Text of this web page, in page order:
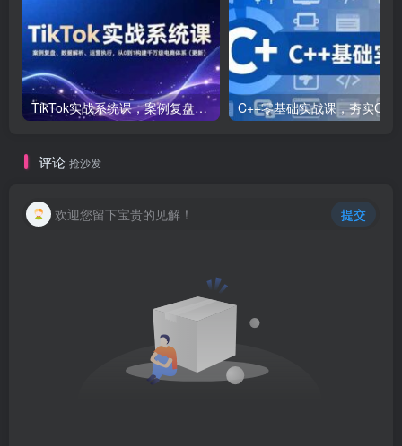
TikTok实战系统课，案例复盘、数据解析、运营执行，从0到1构建千万级电商体系（更新）
评论 抢沙发
欢迎您留下宝贵的见解！ 提交